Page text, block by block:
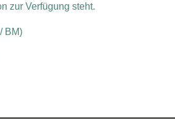
zur Verfügung steht.
BM)